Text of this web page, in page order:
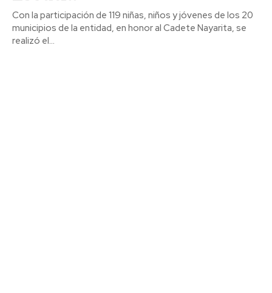
Con la participación de 119 niñas, niños y jóvenes de los 20
municipios de la entidad, en honor al Cadete Nayarita, se
realizó el...